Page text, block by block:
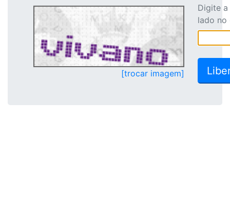
[trocar imagem]
Digite
lado no